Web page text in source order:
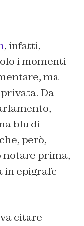
, infatti,
i momenti
ma
Da
blu di
però,
notare prima,
in epigrafe
citare